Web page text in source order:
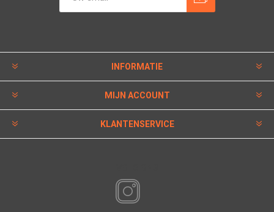
INFORMATIE
MIJN ACCOUNT
KLANTENSERVICE